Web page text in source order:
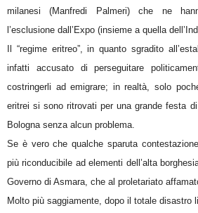
milanesi (Manfredi Palmeri) che ne
l’esclusione dall’Expo (insieme a quella
Il “regime eritreo”, in quanto sgradito
infatti accusato di perseguitare
costringerli ad emigrare; in realtà, solo
eritrei si sono ritrovati per una grande festa
Bologna senza alcun problema.
Se è vero che qualche sparuta
più riconducibile ad elementi dell’alta
Governo di Asmara, che al proletariato
Molto più saggiamente, dopo il totale disastro